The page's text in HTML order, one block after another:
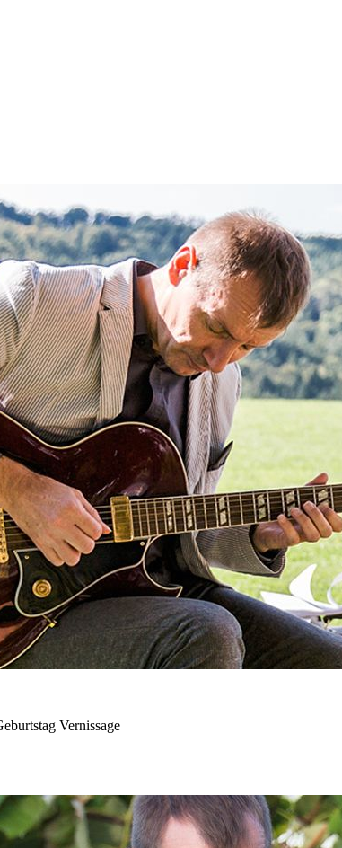
Vernissage